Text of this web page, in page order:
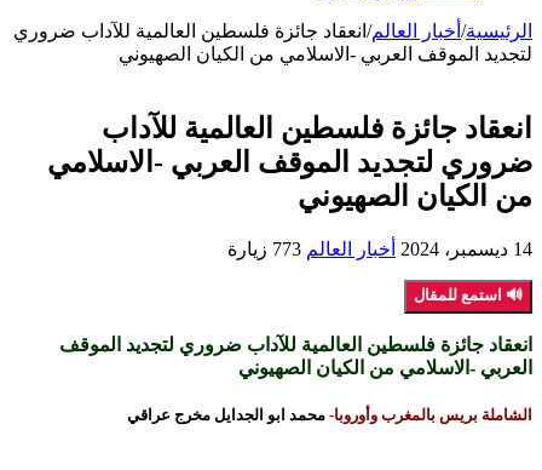
الرئيسية/ أخبار العالم/ انعقاد جائزة فلسطين العالمية للآداب ضروري
لتجديد الموقف العربي -الاسلامي من الكيان الصهيوني
انعقاد جائزة فلسطين العالمية للآداب
ضروري لتجديد الموقف العربي -الاسلامي
من الكيان الصهيوني
14 ديسمبر، 2024 أخبار العالم 773 زيارة
🔊 استمع للمقال
انعقاد جائزة فلسطين العالمية للآداب ضروري لتجديد الموقف
العربي -الاسلامي من الكيان الصهيوني
الشاملة بريس بالمغرب وأوروبا- محمد ابو الجدايل مخرج عراقي